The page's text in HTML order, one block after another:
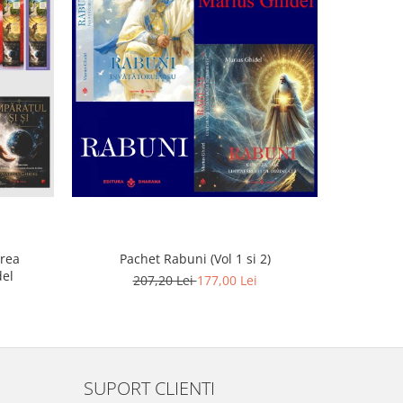
Pachet Rabuni (Vol 1 si 2)
207,20 Lei177,00 Lei
SUPORT CLIENTI